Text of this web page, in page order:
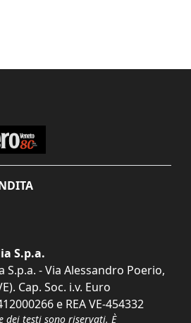
S.p.a.
- Via Alessandro Poerio,
Cap. Soc. i.v. Euro
e REA VE-454332
testi sono riservati. È